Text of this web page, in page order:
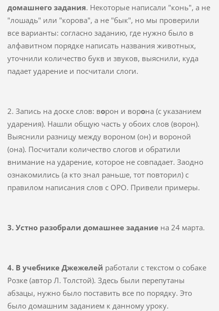
домашнего задания. Некоторые написали "конь", а не
"лошадь" или "корова", а не "бык", но мы проверили
все варианты: согласно заданию, где нужно было в
алфавитном порядке написать названия животных,
уточнили количество букв и звуков, выяснили, куда
падает ударение и посчитали слоги.
2. Запись на доске слов: ворон и ворона (с указанием
ударения). Нашли общую часть у обоих слов (ворон).
Выяснили разницу между вороном (он) и вороной
(она). Посчитали количество слогов и обратили
внимание на ударение, которое не совпадает. Заодно
ознакомились (а кто знал раньше, тот повторил) с
правилом написания слов с ОРО. Привели примеры.
3. Устно разобрали домашнее заданиена 24 марта.
4. В учебнике Джежелей работали с текстом о собаке
Розке (автор Л. Толстой). Здесь были перепутаны
абзацы, нужно было поставить все по порядку. Это
было домашним заданием к данному уроку.